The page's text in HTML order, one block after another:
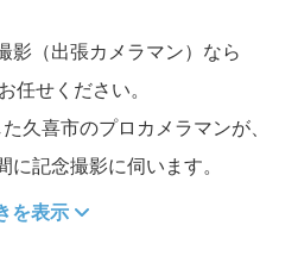
影（出張カメラマン）なら
任せください。
久喜市のプロカメラマンが、
に記念撮影に伺います。
を表示